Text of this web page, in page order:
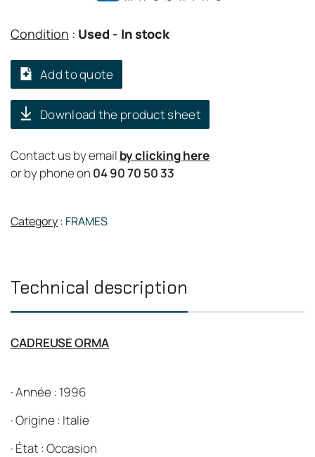
Condition : Used - In stock
Add to quote
Download the product sheet
Contact us by email by clicking here
or by phone on 04 90 70 50 33
Category: FRAMES
Technical description
CADREUSE ORMA
·Année : 1996
·Origine : Italie
· État : Occasion